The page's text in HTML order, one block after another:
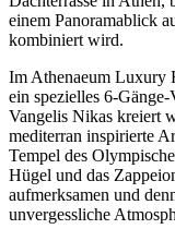
einem Panoramablick
kombiniert wird.
Im Athenaeum Luxury
ein spezielles 6-
Vangelis Nikas kreiert
mediterran inspirierte
Tempel des
Hügel und das
aufmerksamen und
unvergessliche